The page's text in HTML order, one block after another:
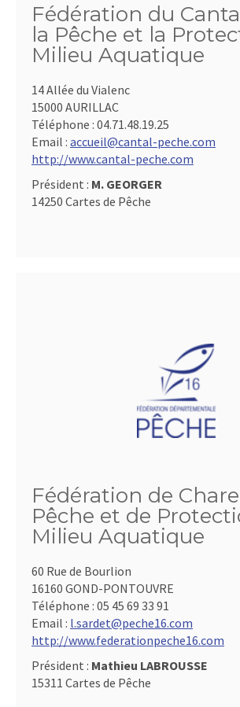
Fédération du
la Pêche et la
Milieu Aquatique
14 Allée du Vialenc
15000 AURILLAC
Téléphone : 04.71.48.19.25
Email : accueil@cantal-peche.com
http://www.cantal-peche.com
Président : M. GEORGER
14250 Cartes de Pêche
Fédération de
Pêche et de
Milieu Aquatique
60 Rue de Bourlion
16160 GOND-PONTOUVRE
Téléphone : 05 45 69 33 91
Email : l.sardet@peche16.com
http://www.federationpeche16.com
Président : Mathieu LABROUSSE
15311 Cartes de Pêche